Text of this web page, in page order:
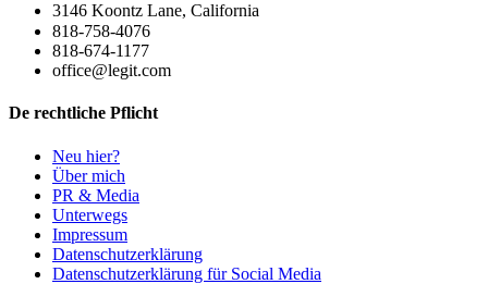
3146 Koontz Lane, California
818-758-4076
818-674-1177
office@legit.com
De rechtliche Pflicht
Neu hier?
Über mich
PR & Media
Unterwegs
Impressum
Datenschutzerklärung
Datenschutzerklärung für Social Media